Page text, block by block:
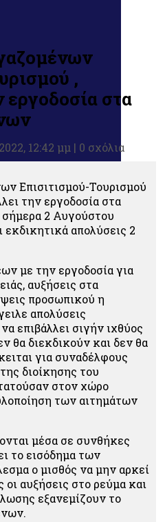
,
εργοδοσία στα
12:42 μμ | 0 σχόλια
Επισιτισμού-Τουρισμού
την εργοδοσία στα
σήμερα 2 Αυγούστου
εκδικητικά απολύσεις 2
με την εργοδοσία για
αυξήσεις στα
προσωπικού η
απολύσεις
επιβάλλει σιγήν ιχθύος
θα διεκδικούν και δεν θα
για συναδέλφους
διοίκησης του
στον χώρο
των αιτημάτων
μέσα σε συνθήκες
το εισόδημα των
ο μισθός να μην αρκεί
αυξήσεις στο ρεύμα και
εξανεμίζουν το